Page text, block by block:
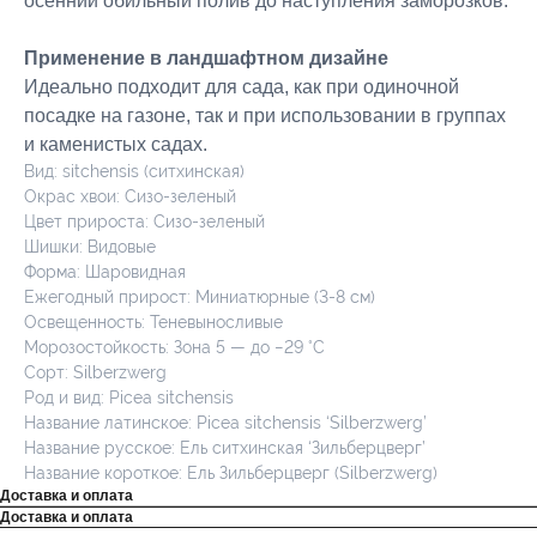
Применение в ландшафтном дизайне
Идеально подходит для сада, как при одиночной
посадке на газоне, так и при использовании в группах
и каменистых садах.
Вид: sitchensis (ситхинская)
Окрас хвои: Сизо-зеленый
Цвет прироста: Сизо-зеленый
Шишки: Видовые
Форма: Шаровидная
Ежегодный прирост: Миниатюрные (3-8 см)
Освещенность: Теневыносливые
Морозостойкость: Зона 5 — до −29 °C
Сорт: Silberzwerg
Род и вид: Picea sitchensis
Название латинское: Picea sitchensis ‘Silberzwerg’
Название русское: Ель ситхинская ‘Зильберцверг’
Название короткое: Ель Зильберцверг (Silberzwerg)
Доставка и оплата
Доставка и оплата